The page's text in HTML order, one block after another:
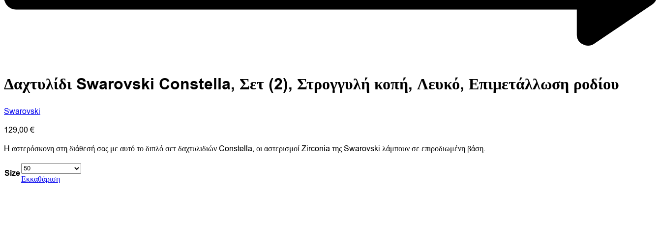
Δαχτυλίδι Swarovski Constella, Σετ (2), Στρογγυλή κοπή, Λευκό, Επιμετάλλωση ροδίου
Swarovski
129,00€
H αστερόσκονη στη διάθεσή σας με αυτό το διπλό σετ δαχτυλιδιών Constella, οι αστερισμοί Zirconia της Swarovski λάμπουν σε επιροδιωμένη βάση.
Size
Εκκαθάριση